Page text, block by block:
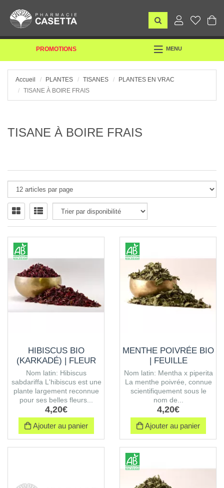
PROMOTIONS
TOGGLE
MENU
Accueil PLANTES TISANES
PLANTES EN VRAC
TISANE À BOIRE FRAIS
TISANE À BOIRE FRAIS
HIBISCUS BIO
(KARKADÉ) | FLEUR
Nom latin: Hibiscus
sabdariffa L'hibiscus est une
plante largement reconnue
pour ses belles fleurs...
4,20€
Ajouter au panier
MENTHE POIVRÉE BIO
| FEUILLE
Nom latin: Mentha x piperita
La menthe poivrée, connue
scientifiquement sous le
nom de...
4,20€
Ajouter au panier